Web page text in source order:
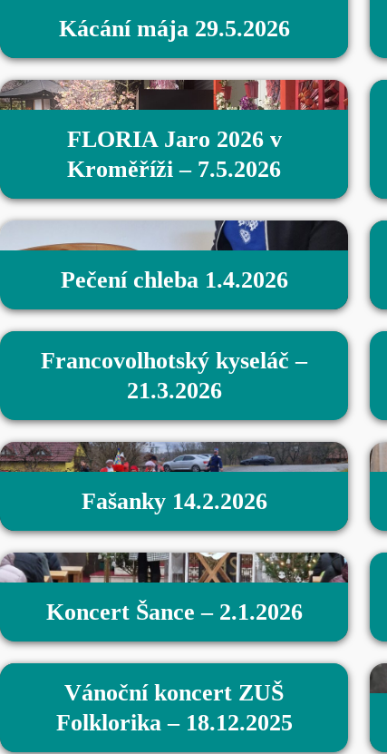
Kácání mája 29.5.2026
FLORIA Jaro 2026 v
Kroměříži – 7.5.2026
Pečení chleba 1.4.2026
Francovolhotský kyseláč –
21.3.2026
Fašanky 14.2.2026
Koncert Šance – 2.1.2026
Vánoční koncert ZUŠ
Folklorika – 18.12.2025